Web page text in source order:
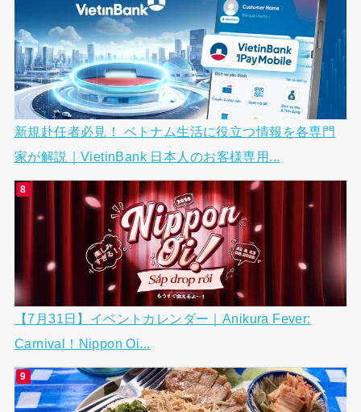
新規赴任者必見！ ベトナム生活に役立つ情報を各専門
家が解説｜VietinBank 日本人のお客様専用...
【7月31日】イベントカレンダー｜Anikura Fever:
Carnival！Nippon Oi...